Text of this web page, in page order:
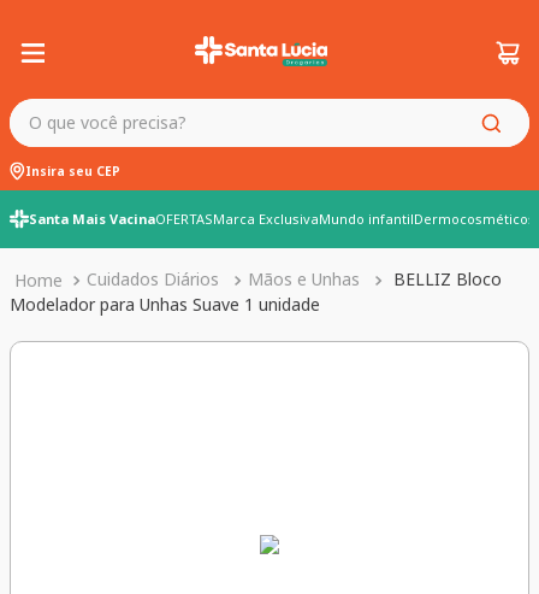
O que você precisa?
Insira seu CEP
Santa Mais VacinaOFERTASMarca ExclusivaMundo infantilDermocosméticos
Cuidados Diários Mãos e Unhas
BELLIZ Bloco
Modelador para Unhas Suave 1 unidade